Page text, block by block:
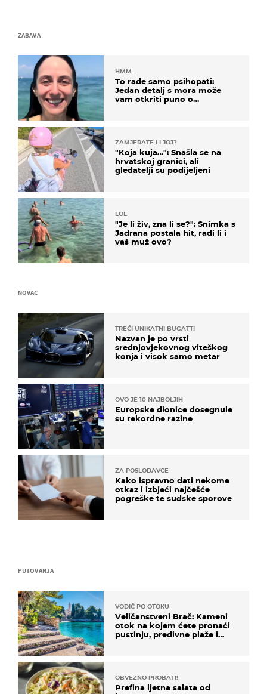
ZABAVA
HMM…
To rade samo psihopati:
Jedan detalj s mora može
vam otkriti puno o
ZAMJERATE LI JOJ?
"Koja kuja…": Snašla se na
hrvatskoj granici, ali
gledatelji su podijeljeni
LOL
"Je li živ, zna li se?": Snimka s
Jadrana postala hit, radi li i
vaš muž ovo?
PUTOVANJA
VODIČ PO OTOKU
Veličanstveni Brač: Kameni
otok na kojem ćete pronaći
pustinju, predivne plaže i
OBVEZNO PROBATI!
Prefina ljetna salata od
NOVAC
TREĆI UNIKATNI BUGATTI
Nazvan je po vrsti
srednjovjekovnog viteškog
konja i visok samo metar
OVO JE 10 NAJBOLJIH
Europske dionice dosegnule
su rekordne razine
ZA POSLODAVCE
Kako ispravno dati nekome
otkaz i izbjeći najčešće
pogreške te sudske sporove